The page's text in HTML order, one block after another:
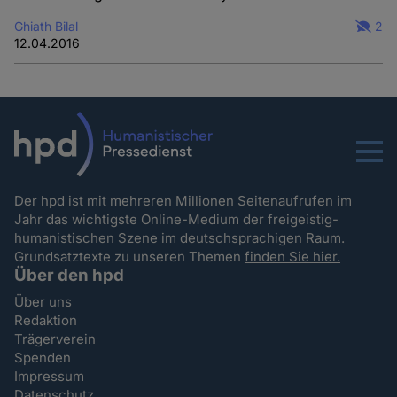
Ghiath Bilal
12.04.2016
2
Menu
Der hpd ist mit mehreren Millionen Seitenaufrufen im
Jahr das wichtigste Online-Medium der freigeistig-
humanistischen Szene im deutschsprachigen Raum.
Grundsatztexte zu unseren Themenfinden Sie hier.
Über den hpd
Über uns
Redaktion
Trägerverein
Spenden
Impressum